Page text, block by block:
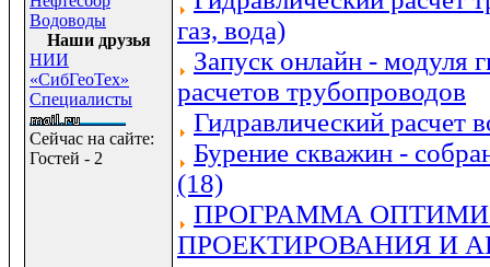
Водоводы
Наши друзья
НИИ
«СибГеоТех»
Специалисты
Сейчас на сайте:
Гостей - 2
газ, вода)
Запуск онлайн - модуля
расчетов трубопроводов
Гидравлический расчет
Бурение скважин -
(18)
ПРОГРАММА
ПРОЕКТИРОВАНИЯ И